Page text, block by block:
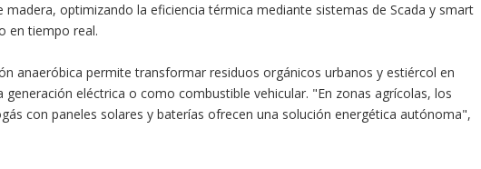
optimizando la eficiencia térmica mediante sistemas de Scada y smart
en tiempo real.
anaeróbica permite transformar residuos orgánicos urbanos y estiércol en
generación eléctrica o como combustible vehicular. "En zonas agrícolas, los
con paneles solares y baterías ofrecen una solución energética autónoma",